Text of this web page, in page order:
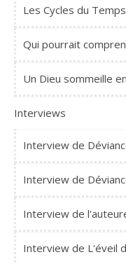
Les Cycles du Temps
Qui pourrait
Un Dieu sommeille
Interviews
Interview de
Interview de
Interview de
Interview de L'éveil